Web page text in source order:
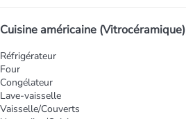
Cuisine américaine (Vitrocéramique)
Réfrigérateur
Four
Congélateur
Lave-vaisselle
Vaisselle/Couverts